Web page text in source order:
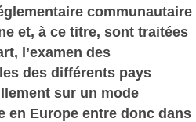
communautaire
et, à ce titre, sont traitées
l’examen des
des différents pays
sur un mode
en Europe entre donc dans